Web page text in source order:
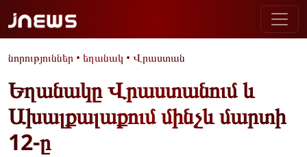
նորություններ • եղանակ • Վրաստան
Եղանակը Վրաստանում և
Ախալքալաքում մինչև մարտի
12-ը